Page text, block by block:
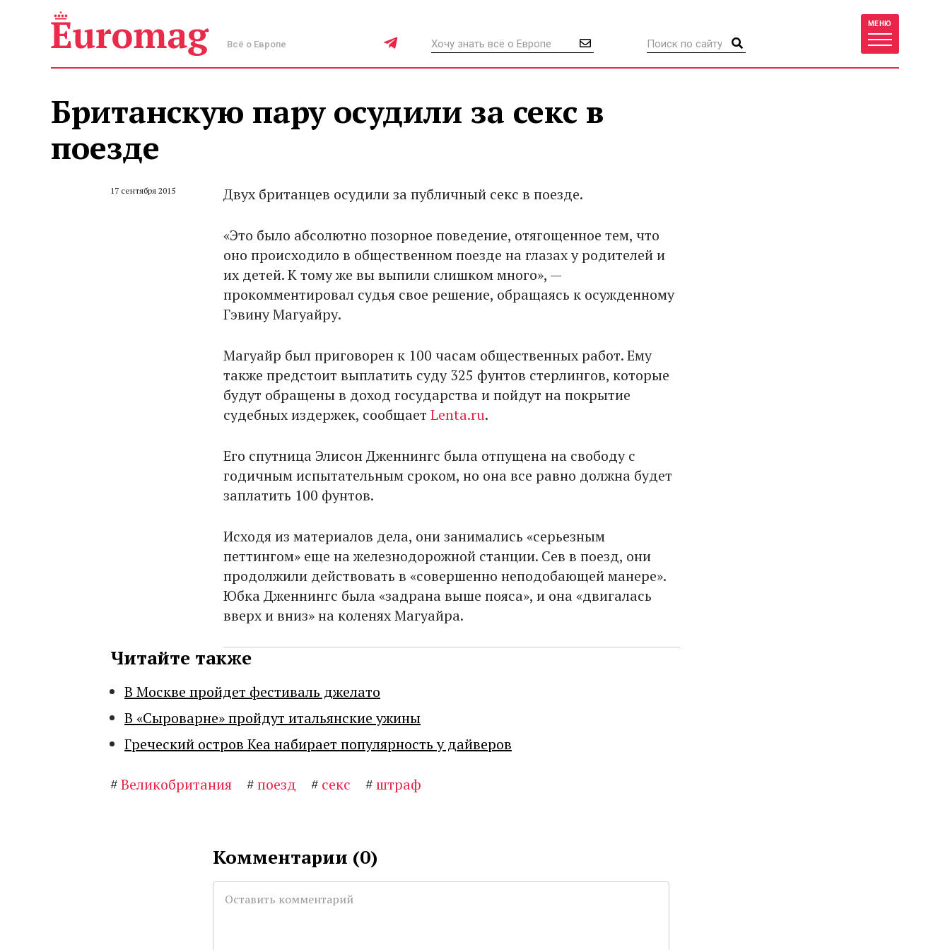
Всё о Европе
МЕНЮ
Британскую пару осудили за секс в
поезде
17 сентября 2015 Двух британцев осудили за публичный секс в поезде.
«Это было абсолютно позорное поведение, отягощенное тем, что
оно происходило в общественном поезде на глазах у родителей и
их детей. К тому же вы выпили слишком много», —
прокомментировал судья свое решение, обращаясь к осужденному
Гэвину Магуайру.
Магуайр был приговорен к 100 часам общественных работ. Ему
также предстоит выплатить суду 325 фунтов стерлингов, которые
будут обращены в доход государства и пойдут на покрытие
судебных издержек, сообщает Lenta.ru.
Его спутница Элисон Дженнингс была отпущена на свободу с
годичным испытательным сроком, но она все равно должна будет
заплатить 100 фунтов.
Исходя из материалов дела, они занимались «серьезным
петтингом» еще на железнодорожной станции. Сев в поезд, они
продолжили действовать в «совершенно неподобающей манере».
Юбка Дженнингс была «задрана выше пояса», и она «двигалась
вверх и вниз» на коленях Магуайра.
Читайте также
В Москве пройдет фестиваль джелато
В «Сыроварне» пройдут итальянские ужины
Греческий остров Кеа набирает популярность у дайверов
#Великобритания #поезд # секс #штраф
Комментарии (0)